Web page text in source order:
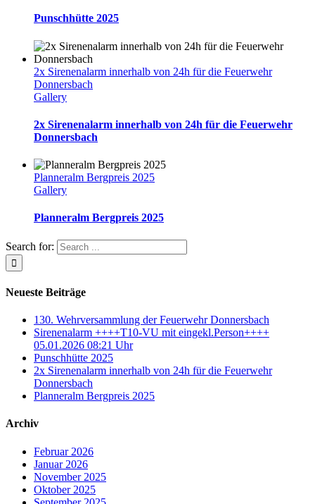
Punschhütte 2025
2x Sirenenalarm innerhalb von 24h für die Feuerwehr
Donnersbach
Gallery
2x Sirenenalarm innerhalb von 24h für die Feuerwehr
Donnersbach
Planneralm Bergpreis 2025
Gallery
Planneralm Bergpreis 2025
Search for:
Neueste Beiträge
130. Wehrversammlung der Feuerwehr Donnersbach
Sirenenalarm ++++T10-VU mit eingekl.Person++++
05.01.2026 08:21 Uhr
Punschhütte 2025
2x Sirenenalarm innerhalb von 24h für die Feuerwehr
Donnersbach
Planneralm Bergpreis 2025
Archiv
Februar 2026
Januar 2026
November 2025
Oktober 2025